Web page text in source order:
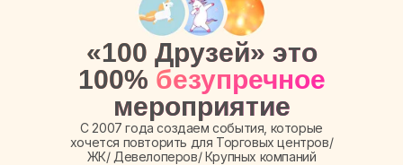
«100 Друзей» это
100% безупречное
мероприятие
С 2007 года создаем события, которые
хочется повторить для Торговых центров/
ЖК/ Девелоперов/ Крупных компаний